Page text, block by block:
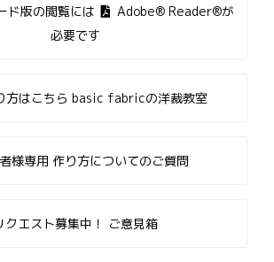
ド版の閲覧には
Adobe® Reader®が
必要です
方はこちら basic fabricの洋裁教室
様専用 作り方についてのご質問
クエスト募集中！ ご意見箱